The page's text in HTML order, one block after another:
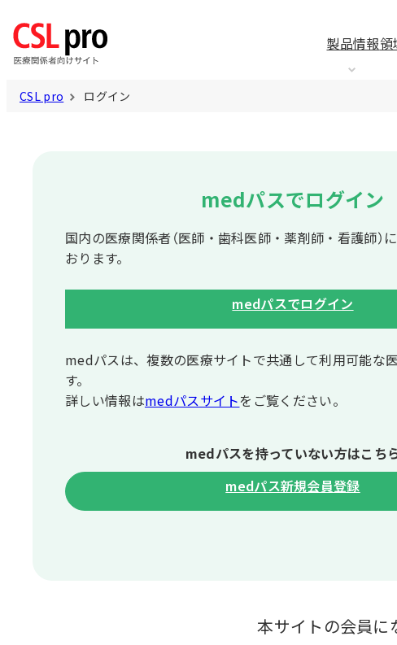
製品情報領
CSL pro ログイン
medパスでログイン
国内の医療関係者（医師・歯科医師・薬剤師・看護師）
おります。
medパスでログイン
medパスは、複数の医療サイトで共通して利⽤可能な
す。
詳しい情報はmedパスサイトをご覧ください。
medパスを持っていない⽅はこち
medパス新規会員登録
本サイトの会員に